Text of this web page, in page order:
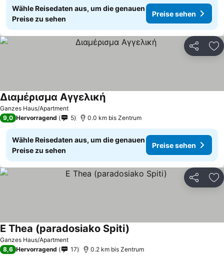
Wähle Reisedaten aus, um die genauen
Preise zu sehen
Preise sehen
Teilen
Ganzes Haus/Apartment
Διαμέρισμα Αγγελική
9,0 Hervorragend 5 0.0 km bis Zentrum
Wähle Reisedaten aus, um die genauen
Preise zu sehen
Preise sehen
Teilen
Ganzes Haus/Apartment
E Thea (paradosiako Spiti)
8,6 Hervorragend 17 0.2 km bis Zentrum